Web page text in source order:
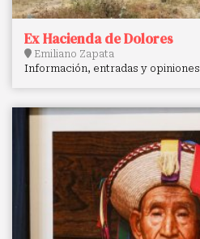
Ex Hacienda de Dolores
Emiliano Zapata
Información, entradas y opiniones